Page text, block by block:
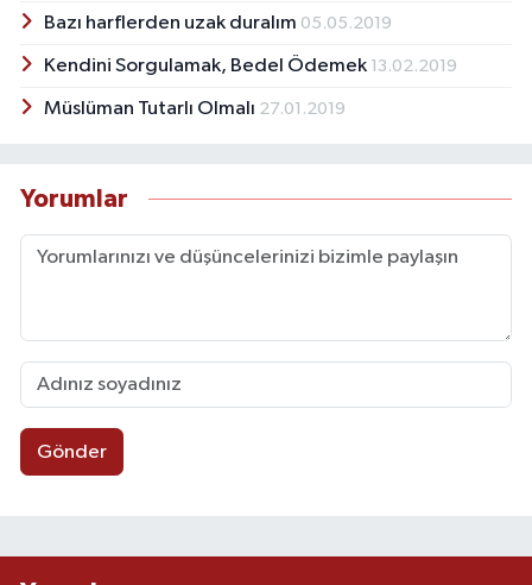
Bazı harflerden uzak duralım 05.05.2019
Kendini Sorgulamak, Bedel Ödemek 13.02.2019
Müslüman Tutarlı Olmalı 27.01.2019
Yorumlar
Gönder